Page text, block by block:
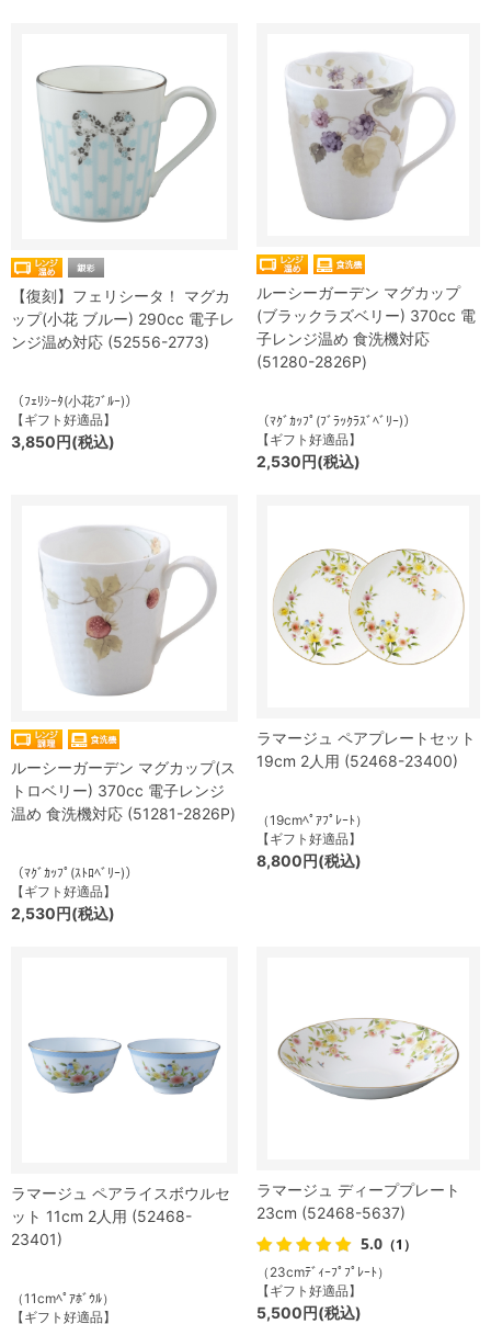
【復刻】フェリシータ！ マグカ
ップ(小花 ブルー) 290cc 電子レ
ンジ温め対応 (52556-2773)
（ﾌｪﾘｼｰﾀ(小花ﾌﾞﾙｰ)）
【ギフト好適品】
3,850円(税込)
ルーシーガーデン マグカップ
(ブラックラズベリー) 370cc 電
子レンジ温め 食洗機対応
(51280-2826P)
（ﾏｸﾞｶｯﾌﾟ(ﾌﾞﾗｯｸﾗｽﾞﾍﾞﾘｰ)）
【ギフト好適品】
2,530円(税込)
ルーシーガーデン マグカップ(ス
トロベリー) 370cc 電子レンジ
温め 食洗機対応 (51281-2826P)
（ﾏｸﾞｶｯﾌﾟ(ｽﾄﾛﾍﾞﾘｰ)）
【ギフト好適品】
2,530円(税込)
ラマージュ ペアプレートセット
19cm 2人用 (52468-23400)
（19cmﾍﾟｱﾌﾟﾚｰﾄ）
【ギフト好適品】
8,800円(税込)
ラマージュ ペアライスボウルセ
ット 11cm 2人用 (52468-
23401)
（11cmﾍﾟｱﾎﾞｳﾙ）
【ギフト好適品】
ラマージュ ディーププレート
23cm (52468-5637)
5.0 （1）
（23cmﾃﾞｨｰﾌﾟﾌﾟﾚｰﾄ）
【ギフト好適品】
5,500円(税込)